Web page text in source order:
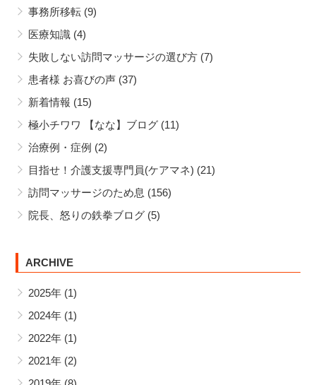
セス
2100！
事務所移転 (9)
医療知識 (4)
失敗しない訪問マッサージの選び方 (7)
患者様 お喜びの声 (37)
新着情報 (15)
極小チワワ 【なな】ブログ (11)
治療例・症例 (2)
目指せ！介護支援専門員(ケアマネ) (21)
訪問マッサージのため息 (156)
院長、怒りの鉄拳ブログ (5)
ARCHIVE
2025年 (1)
2024年 (1)
2022年 (1)
2021年 (2)